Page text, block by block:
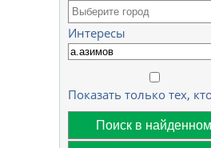
Интересы
Показать только тех,